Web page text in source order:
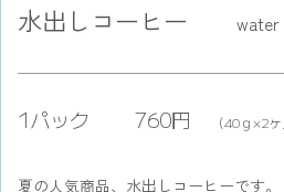
水出しコーヒー
1パック 760円 （40ｇ×2ヶ
夏の人気商品、水出しコーヒーです。